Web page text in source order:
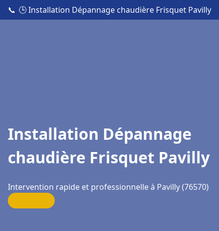
📞 🕒 Installation Dépannage chaudière Frisquet Pavilly
Installation Dépannage
chaudière Frisquet Pavilly
Intervention rapide et professionnelle à Pavilly (76570)